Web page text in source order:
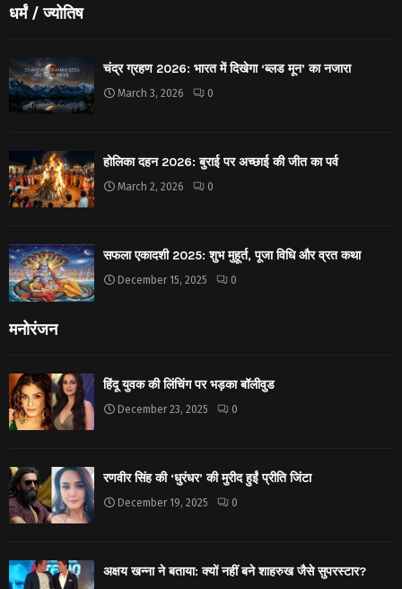
धर्मं / ज्योतिष
चंद्र ग्रहण 2026: भारत में दिखेगा ‘ब्लड मून’ का नजारा
March 3, 2026 0
होलिका दहन 2026: बुराई पर अच्छाई की जीत का पर्व
March 2, 2026 0
सफला एकादशी 2025: शुभ मुहूर्त, पूजा विधि और व्रत कथा
December 15, 2025 0
मनोरंजन
हिंदू युवक की लिंचिंग पर भड़का बॉलीवुड
December 23, 2025 0
रणवीर सिंह की ‘धुरंधर’ की मुरीद हुईं प्रीति जिंटा
December 19, 2025 0
अक्षय खन्ना ने बताया: क्यों नहीं बने शाहरुख जैसे सुपरस्टार?